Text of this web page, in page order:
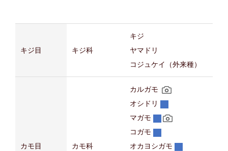
キジ目 キジ科
キジ
ヤマドリ
コジュケイ（外来種）
カモ目 カモ科
カルガモ
オシドリ
マガモ
コガモ
オカヨシガモ